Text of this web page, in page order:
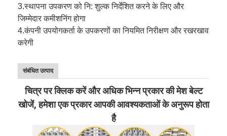
3.स्थापना उपकरण को नि: शुल्क निर्देशित करने के लिए और
जिम्मेदार कमीशनिंग होगा
4.कंपनी उपयोगकर्ता के उपकरणों का नियमित निरीक्षण और रखरखाव
करेगी
संबंधित उत्पाद
चित्र पर क्लिक करें और अधिक भिन्न प्रकार की मेश बेल्ट
खोजें, हमेशा एक प्रकार आपकी आवश्यकताओं के अनुरूप होता
है